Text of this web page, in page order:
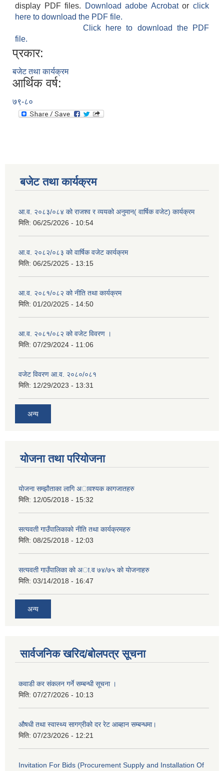
display PDF files.
Download adobe Acrobatorclick
here to download the PDF file.
Click here to download the PDF
file.
प्रकार:
बजेट तथा कार्यक्रम
आर्थिक वर्ष:
७९-८०
बजेट तथा कार्यक्रम
आ.व. २०८३/०८४ को राजश्व र व्ययको अनुमान( वार्षिक वजेट) कार्यक्रम
मिति: 06/25/2026 - 10:54
आ.व. २०८२/०८३ को वार्षिक वजेट कार्यक्रम
मिति: 06/25/2025 - 13:15
आ.व. २०८१/०८२ को नीति तथा कार्यक्रम
मिति: 01/20/2025 - 14:50
आ.व. २०८१/०८२ को वजेट विवरण ।
मिति: 07/29/2024 - 11:06
वजेट विवरण आ.व. २०८०/०८१
मिति: 12/29/2023 - 13:31
अन्य
योजना तथा परियोजना
याेजना सम्झाैताका लागि अावश्यक कागजातहरु
मिति: 12/05/2018 - 15:32
सत्यवती गाउँपालिकाकाे नीति तथा कार्यक्रमहरु
मिति: 08/25/2018 - 12:03
सत्यवती गाउँपालिका काे अा‍.व ७४/७५ काे याेजनाहरु
मिति: 03/14/2018 - 16:47
अन्य
सार्वजनिक खरिद/बोलपत्र सूचना
कवाडी कर संकलन गर्ने सम्बन्धी सूचना ।
मिति: 07/27/2026 - 10:13
औषधी तथा स्वास्थ्य सागग्रीको दर रेट आब्हान सम्बन्धमा।
मिति: 07/23/2026 - 12:21
Invitation For Bids (Procurement Supply and Installation Of